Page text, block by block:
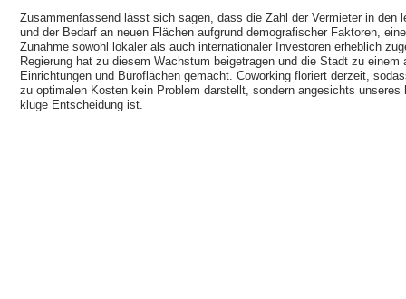
Zusammenfassend lässt sich sagen, dass die Zahl der Vermieter in den
und der Bedarf an neuen Flächen aufgrund demografischer Faktoren,
Zunahme sowohl lokaler als auch internationaler Investoren erheblich
Regierung hat zu diesem Wachstum beigetragen und die Stadt zu
Einrichtungen und Büroflächen gemacht. Coworking floriert derzeit,
zu optimalen Kosten kein Problem darstellt, sondern angesichts
kluge Entscheidung ist.